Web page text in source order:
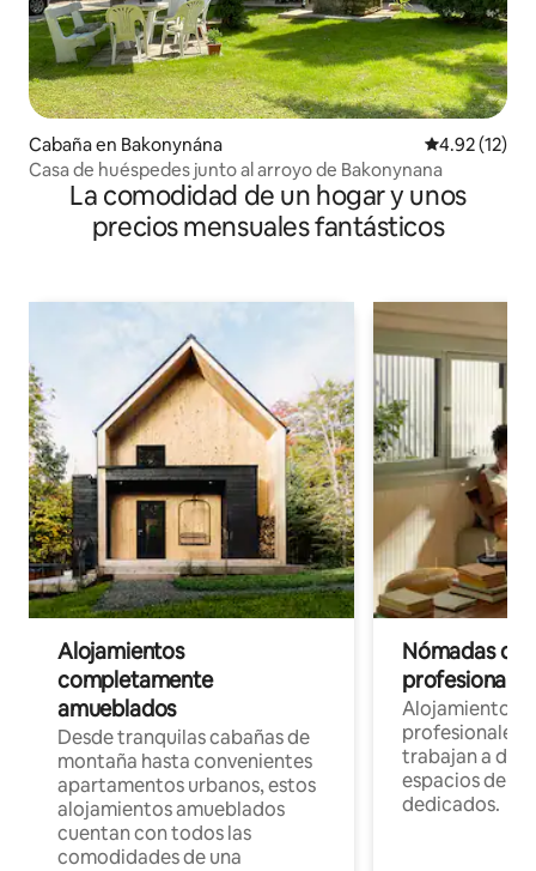
Cabaña en Bakonynána Calificación
4.92 (12)
Casa de huéspedes junto al arroyo de Bakonynana
La comodidad de un hogar y unos
precios mensuales fantásticos
Alojamientos
completamente
amueblados
Desde tranquilas cabañas de
montaña hasta convenientes
apartamentos urbanos, estos
alojamientos amueblados
cuentan con todos las
comodidades de una
Nómadas
Alojamientos
profesionales
trabajan a
espacios de
dedicados.